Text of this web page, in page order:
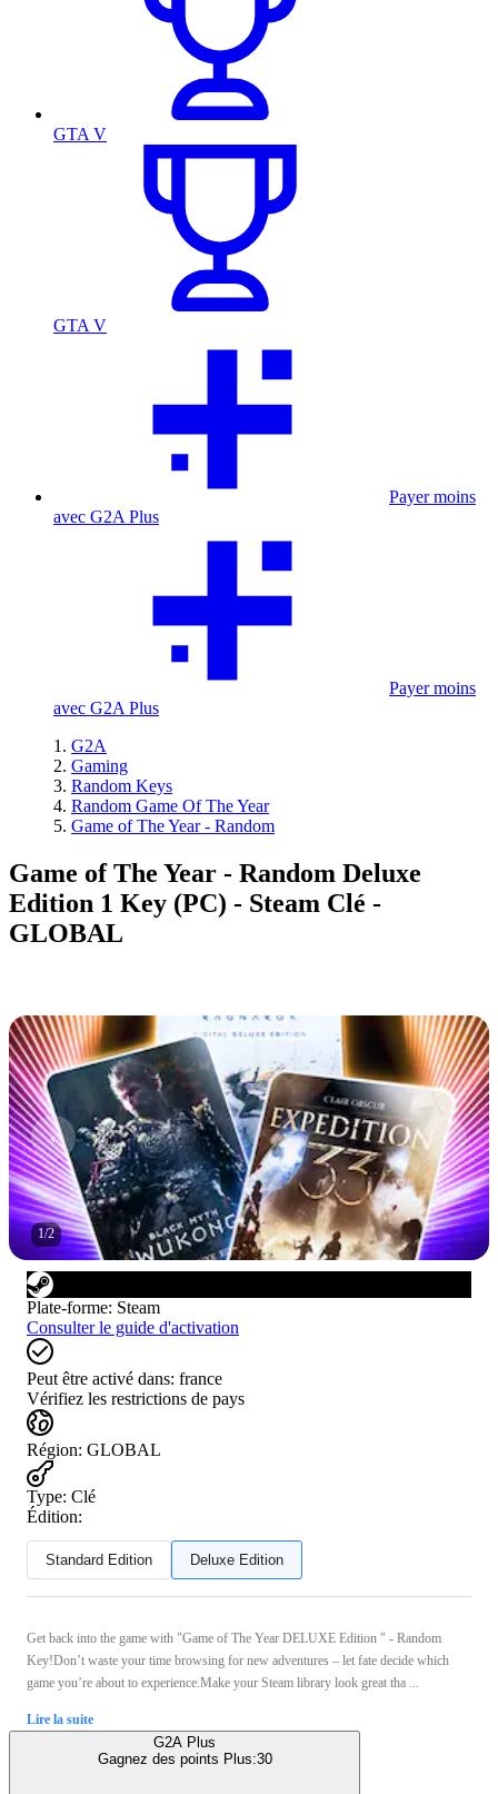
GTA V
GTA V
Payer moins
avec G2A Plus
Payer moins
avec G2A Plus
G2A
Gaming
Random Keys
Random Game Of The Year
Game of The Year - Random
Game of The Year - Random Deluxe
Edition 1 Key (PC) - Steam Clé -
GLOBAL
1/2
Plate-forme: Steam
Consulter le guide d'activation
Peut être activé dans: france
Vérifiez les restrictions de pays
Région: GLOBAL
Type: Clé
Édition:
Standard Edition Deluxe Edition
Get back into the game with "Game of The Year DELUXE Edition " - Random
Key!Don’t waste your time browsing for new adventures – let fate decide which
game you’re about to experience.Make your Steam library look great tha ...
Lire la suite
G2A Plus
Gagnez des points Plus:30